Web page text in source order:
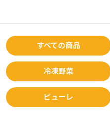
すべての商品
冷凍野菜
ピューレ